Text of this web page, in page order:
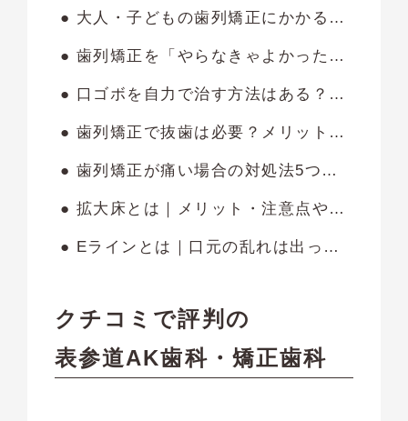
● 大人・子どもの歯列矯正にかかる費用相場は？金額の内訳や安く抑える方法も紹介
● 歯列矯正を「やらなきゃよかった」と後悔するのはいつ？失敗しないための対策も紹介
● 口ゴボを自力で治す方法はある？悪化させる原因や矯正方法を解説
● 歯列矯正で抜歯は必要？メリット・デメリットをわかりやすく解説
● 歯列矯正が痛い場合の対処法5つ｜痛みの原因を3つに分けて解説
● 拡大床とは｜メリット・注意点や手入れの方法も解説します
● Eラインとは｜口元の乱れは出っ歯や受け口が原因？改善方法も紹介します
クチコミで評判の
表参道AK歯科・矯正歯科